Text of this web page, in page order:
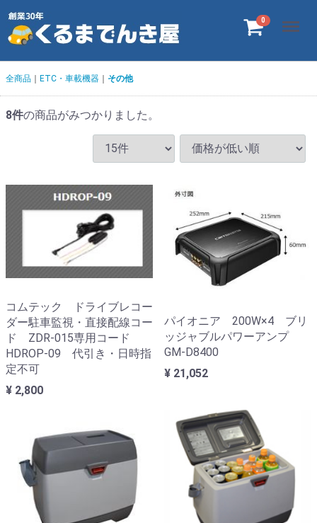
0 Menu
全商品 ETC・車載機器 その他
8件の商品がみつかりました。
コムテック ドライブレコー
ダー駐車監視・直接配線コー
ド ZDR-015専用コード
HDROP-09 代引き・日時指
定不可
¥ 2,800
パイオニア 200W×4 ブリ
ッジャブルパワーアンプ
GM-D8400
¥ 21,052